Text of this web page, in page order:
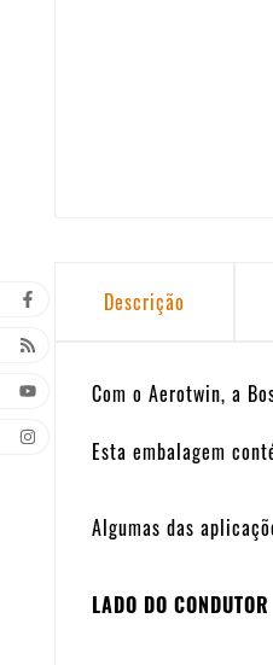
Descrição
Com o Aerotwin, a
Esta embalagem
Algumas das
LADO DO CONDUTOR